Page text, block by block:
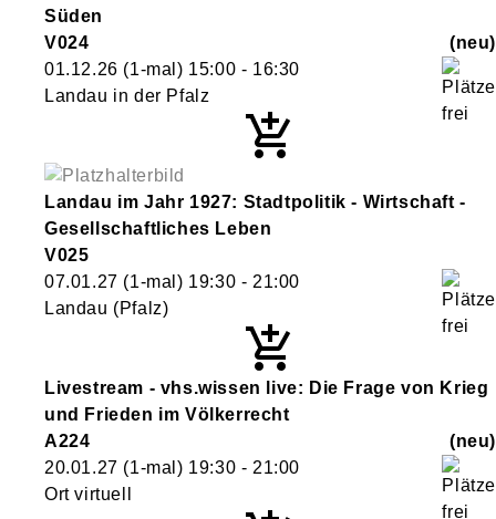
Süden
V024
neu
01.12.26 (1-mal) 15:00 - 16:30
Landau in der Pfalz
Landau im Jahr 1927: Stadtpolitik - Wirtschaft -
Gesellschaftliches Leben
V025
07.01.27 (1-mal) 19:30 - 21:00
Landau (Pfalz)
Livestream - vhs.wissen live: Die Frage von Krieg
und Frieden im Völkerrecht
A224
neu
20.01.27 (1-mal) 19:30 - 21:00
Ort virtuell